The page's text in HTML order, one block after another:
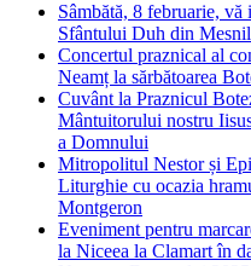
Sâmbătă, 8 februarie,
Sfântului Duh din
Concertul praznical al
Neamț la sărbătoarea
Cuvânt la Praznicul
Mântuitorului nostru
a Domnului
Mitropolitul Nestor și
Liturghie cu ocazia
Montgeron
Eveniment pentru
la Niceea la Clamart în